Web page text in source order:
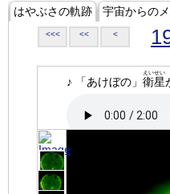
はやぶさの軌跡 宇宙からの
<<< << <
♪ 「あけぼの」 衛星
えいせい